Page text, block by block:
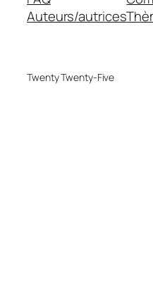
Auteurs/autrices
Twenty Twenty-Five